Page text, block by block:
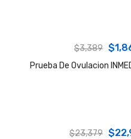
$3,389
price
$
Prueba De Ovulacion
$23,379 $